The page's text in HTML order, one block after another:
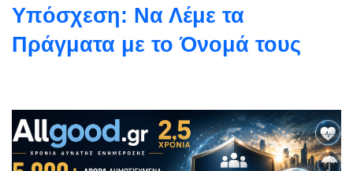
Υπόσχεση: Να Λέμε τα
Πράγματα με το Όνομά τους